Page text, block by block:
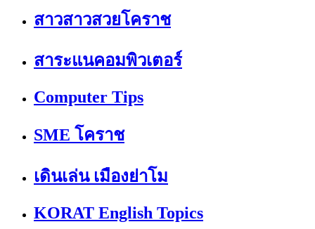
สาวสาวสวยโคราช
สาระแนคอมพิวเตอร์
Computer Tips
SME โคราช
เดินเล่น เมืองย่าโม
KORAT English Topics